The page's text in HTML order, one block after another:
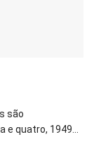
são
e quatro, 1949...